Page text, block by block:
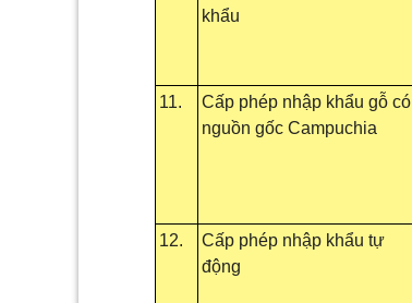
khẩu
11.
Cấp phép nhập khẩu gỗ có
nguồn gốc Campuchia
12.
Cấp phép nhập khẩu tự
động